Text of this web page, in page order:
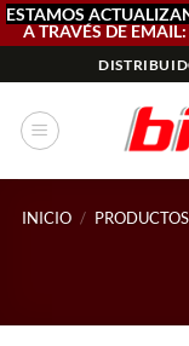
ESTAMOS
A TRAVÉS DE
al
contenido
INICIO / PRODUCTOS